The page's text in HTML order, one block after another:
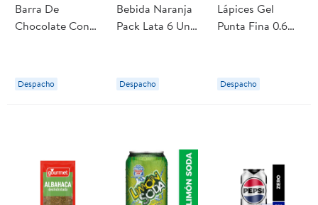
Barra De
Chocolate Con
Despacho
Bebida Naranja
Pack Lata 6 Un
Despacho
Lápices Gel
Punta Fina 0.6
Despacho